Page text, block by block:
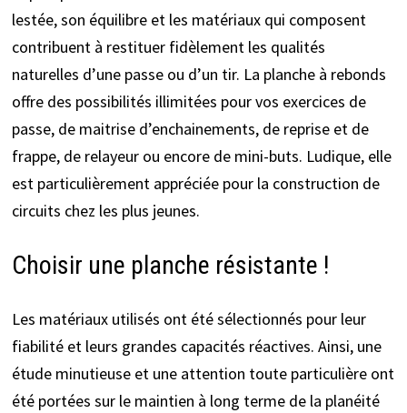
lestée, son équilibre et les matériaux qui composent
contribuent à restituer fidèlement les qualités
naturelles d’une passe ou d’un tir. La planche à rebonds
offre des possibilités illimitées pour vos exercices de
passe, de maitrise d’enchainements, de reprise et de
frappe, de relayeur ou encore de mini-buts. Ludique, elle
est particulièrement appréciée pour la construction de
circuits chez les plus jeunes.
Choisir une planche résistante !
Les matériaux utilisés ont été sélectionnés pour leur
fiabilité et leurs grandes capacités réactives. Ainsi, une
étude minutieuse et une attention toute particulière ont
été portées sur le maintien à long terme de la planéité